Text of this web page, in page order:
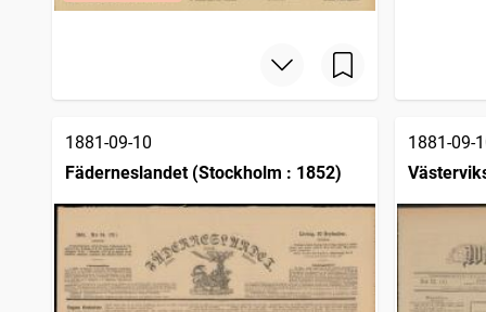
1881-09-10
Fäderneslandet (Stockholm : 1852)
1881-09-